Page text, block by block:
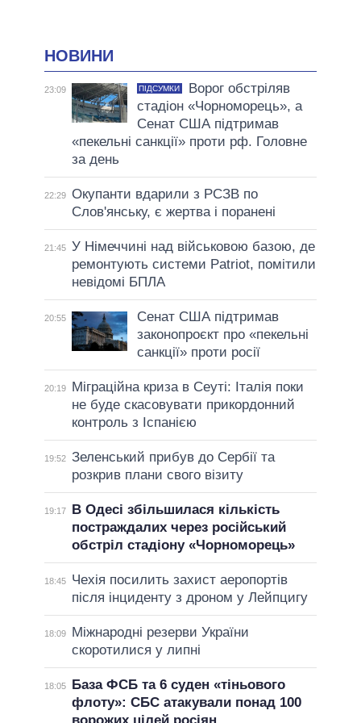
НОВИНИ
23:09 ПІДСУМКИ
Ворог обстріляв
стадіон «Чорноморець», а
Сенат США підтримав
«пекельні санкції» проти рф. Головне
за день
22:29 Окупанти вдарили з РСЗВ по
Слов'янську, є жертва і поранені
21:45 У Німеччині над військовою базою, де
ремонтують системи Patriot, помітили
невідомі БПЛА
20:55
Сенат США підтримав
законопроєкт про «пекельні
санкції» проти росії
20:19
Міграційна криза в Сеуті: Італія поки
не буде скасовувати прикордонний
контроль з Іспанією
19:52 Зеленський прибув до Сербії та
розкрив плани свого візиту
19:17
В Одесі збільшилася кількість
постраждалих через російський
обстріл стадіону «Чорноморець»
18:45
Чехія посилить захист аеропортів
після інциденту з дроном у Лейпцигу
18:09
Міжнародні резерви України
скоротилися у липні
18:05
База ФСБ та 6 суден «тіньового
флоту»: СБС атакували понад 100